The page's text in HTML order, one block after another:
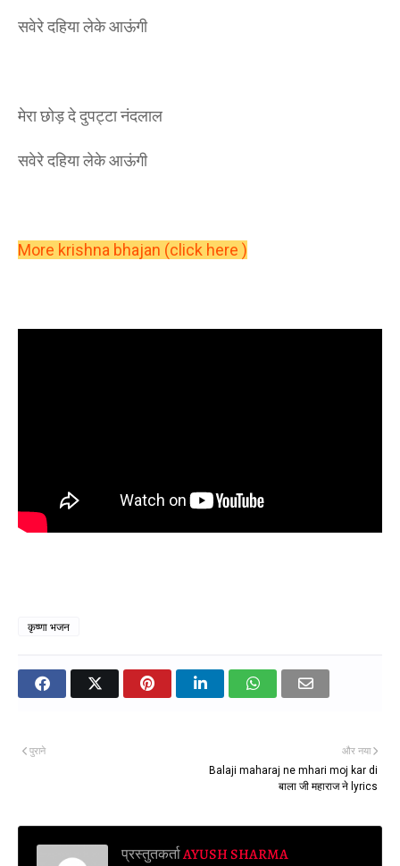
सवेरे दहिया लेके आऊंगी
मेरा छोड़ दे दुपट्टा नंदलाल
सवेरे दहिया लेके आऊंगी
More krishna bhajan (click here )
कृष्णा भजन
और नया
Balaji maharaj ne mhari moj kar di
बाला जी महाराज ने lyrics
पुराने
प्रस्तुतकर्ताAYUSH SHARMA